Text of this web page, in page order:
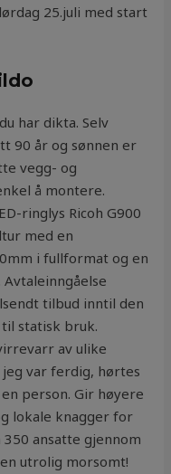
25.juli med start
har dikta. Selv
90 år og sønnen er
vegg- og
å montere.
ringlys Ricoh G900
med en
i fullformat og en
tilbud inntil den
statisk bruk.
av ulike
var ferdig, hørtes
person. Gir høyere
lokale knagger for
ansatte gjennom
utrolig morsomt!